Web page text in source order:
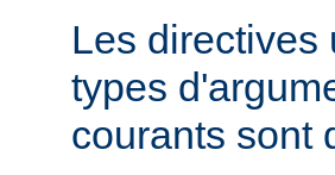
Les directives
types
courants sont